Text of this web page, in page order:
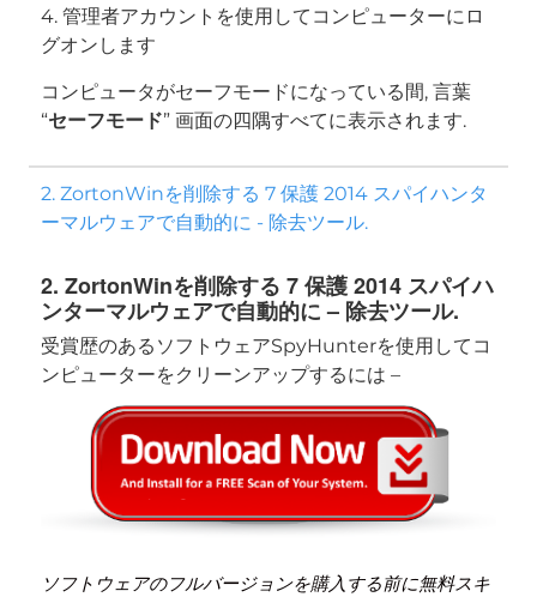
4. 管理者アカウントを使用してコンピューターにロ
グオンします
コンピュータがセーフモードになっている間, 言葉
“セーフモード” 画面の四隅すべてに表示されます.
2. ZortonWinを削除する 7 保護 2014 スパイハンタ
ーマルウェアで自動的に - 除去ツール.
2. ZortonWinを削除する 7 保護 2014 スパイハ
ンターマルウェアで自動的に – 除去ツール.
受賞歴のあるソフトウェアSpyHunterを使用してコ
ンピューターをクリーンアップするには –
ソフトウェアのフルバージョンを購入する前に無料スキ